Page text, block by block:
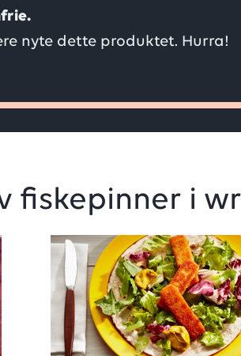
nyte dette produktet. Hurra!
fiskepinner i